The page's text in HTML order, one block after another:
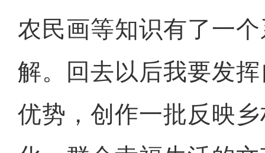
农民画等知识有了一
解。回去以后我要发
优势，创作一批反映